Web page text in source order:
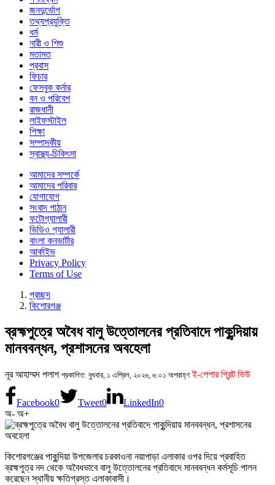
জনদুর্ভোগ
তথ্যপ্রযুক্তি
ধর্ম
নারী ও শিশু
মতামত
প্রবাস
ফিচার
ফেসবুক কর্নার
বন ও পরিবেশ
রাজধানী
লাইফস্টাইল
শিক্ষা
সম্পাদকীয়
স্বাস্থ্য-চিকিৎসা
আমাদের সম্পর্কে
আমাদের পরিবার
যোগাযোগ
সংবাদ পাঠান
ফটোগ্যালারী
ভিডিও গ্যালারী
বাংলা কনভার্টার
আর্কাইভ
Privacy Policy
Terms of Use
প্রচ্ছদ
কিশোরগঞ্জ
ব্রহ্মপুত্রে অবৈধ বালু উত্তোলনের প্রতিবাদে পাকুন্দিয়ায়
মানববন্ধন, প্রশাসনের অবহেলা
নূর আহাম্মদ পলাশ প্রকাশিত: বুধবার, ১ এপ্রিল, ২০২৬, ৬:০১ অপরাহ্ণ ই-পেপার প্রিন্ট ভিউ
Facebook0 Tweet0 LinkedIn0
অ- অ+
কিশোরগঞ্জের পাকুন্দিয়া উপজেলার চরকাওনা নয়াপাড়া এলাকার ওপর দিয়ে প্রবাহিত
ব্রহ্মপুত্র নদ থেকে অবৈধভাবে বালু উত্তোলনের প্রতিবাদে মানববন্ধন কর্মসূচি পালন
করেছেন স্থানীয় ক্ষতিগ্রস্ত এলাকাবাসী।